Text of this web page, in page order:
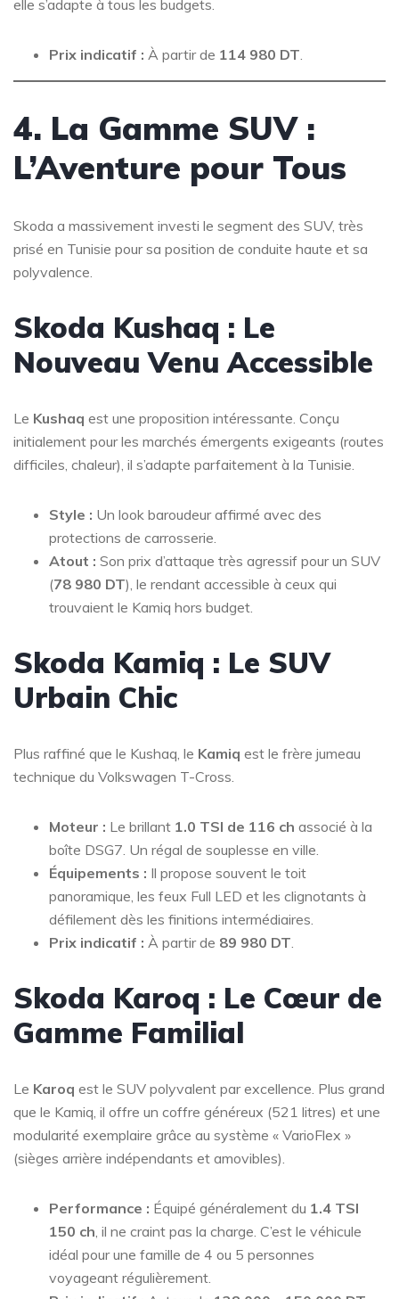
elle s’adapte à tous les budgets.
Prix indicatif : À partir de 114 980 DT
4. La Gamme SUV :
L’Aventure pour Tous
Skoda a massivement investi le segment des SUV, très
prisé en Tunisie pour sa position de conduite haute et sa
polyvalence.
Skoda Kushaq : Le
Nouveau Venu Accessible
Le Kushaq est une proposition intéressante. Conçu
initialement pour les marchés émergents exigeants (routes
difficiles, chaleur), il s’adapte parfaitement à la Tunisie.
Style : Un look baroudeur affirmé avec des
protections de carrosserie.
Atout : Son prix d’attaque très agressif pour un SUV
(78 980 DT), le rendant accessible à ceux qui
trouvaient le Kamiq hors budget.
Skoda Kamiq : Le SUV
Urbain Chic
Plus raffiné que le Kushaq, le Kamiq est le frère jumeau
technique du Volkswagen T-Cross.
Moteur : Le brillant 1.0 TSI de 116 ch associé à la
boîte DSG7. Un régal de souplesse en ville.
Équipements : Il propose souvent le toit
panoramique, les feux Full LED et les clignotants à
défilement dès les finitions intermédiaires.
Prix indicatif : À partir de 89 980 DT
Skoda Karoq : Le Cœur de
Gamme Familial
Le Karoq est le SUV polyvalent par excellence. Plus grand
que le Kamiq, il offre un coffre généreux (521 litres) et une
modularité exemplaire grâce au système « VarioFlex »
(sièges arrière indépendants et amovibles).
Performance : Équipé généralement du 1.4 TSI
150 ch , il ne craint pas la charge. C’est le véhicule
idéal pour une famille de 4 ou 5 personnes
voyageant régulièrement.